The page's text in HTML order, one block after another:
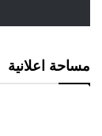
مساحة اعلانية